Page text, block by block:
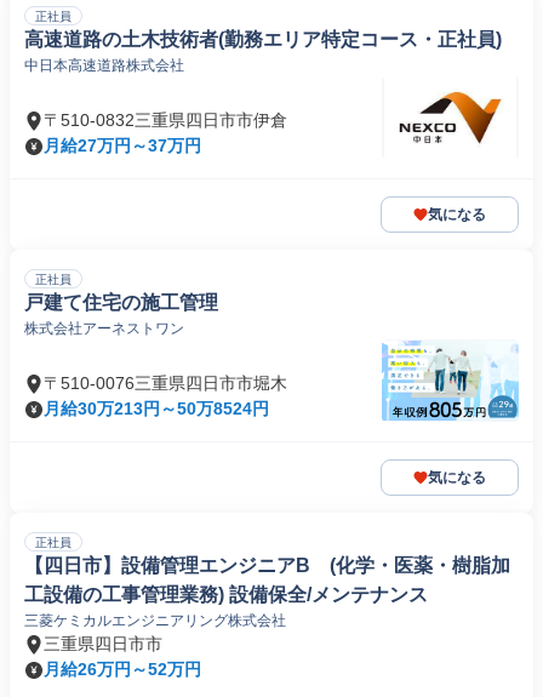
正社員
高速道路の土木技術者(勤務エリア特定コース・正社員)
中日本高速道路株式会社
〒510-0832三重県四日市市伊倉
月給27万円～37万円
気になる
正社員
戸建て住宅の施工管理
株式会社アーネストワン
〒510-0076三重県四日市市堀木
月給30万213円～50万8524円
気になる
正社員
【四日市】設備管理エンジニアB (化学・医薬・樹脂加
工設備の工事管理業務) 設備保全/メンテナンス
三菱ケミカルエンジニアリング株式会社
三重県四日市市
月給26万円～52万円